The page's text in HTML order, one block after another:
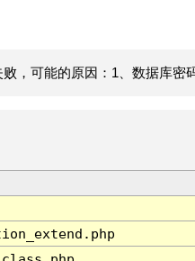
，可能的原因：1、数据库密